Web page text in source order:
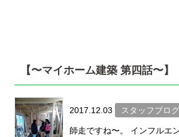
【〜マイホーム建築 第四話〜】
2017.12.03 スタッフブログ
師走ですね〜。 インフルエ